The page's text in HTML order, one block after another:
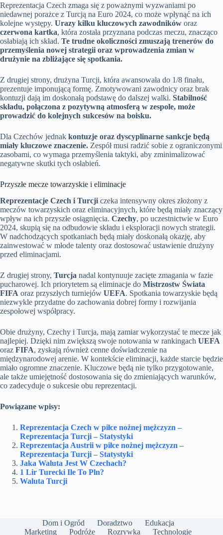
Reprezentacja Czech zmaga się z poważnymi wyzwaniami po
niedawnej porażce z Turcją na Euro 2024, co może wpłynąć na ich
kolejne występy. Urazy kilku kluczowych zawodników oraz
czerwona kartka, która została przyznana podczas meczu, znacząco
osłabiają ich skład. Te trudne okoliczności zmuszają trenerów do
przemyślenia nowej strategii oraz wprowadzenia zmian w
drużynie na zbliżające się spotkania.
Z drugiej strony, drużyna Turcji, która awansowała do 1/8 finału,
prezentuje imponującą formę. Zmotywowani zawodnicy oraz brak
kontuzji dają im doskonałą podstawę do dalszej walki. Stabilność
składu, połączona z pozytywną atmosferą w zespole, może
prowadzić do kolejnych sukcesów na boisku.
Dla Czechów jednak kontuzje oraz dyscyplinarne sankcje będą
miały kluczowe znaczenie. Zespół musi radzić sobie z ograniczonymi
zasobami, co wymaga przemyślenia taktyki, aby zminimalizować
negatywne skutki tych osłabień.
Przyszłe mecze towarzyskie i eliminacje
Reprezentacje Czech i Turcji czeka intensywny okres złożony z
meczów towarzyskich oraz eliminacyjnych, które będą miały znaczący
wpływ na ich przyszłe osiągnięcia. Czechy, po uczestnictwie w Euro
2024, skupią się na odbudowie składu i eksploracji nowych strategii.
W nadchodzących spotkaniach będą miały doskonałą okazję, aby
zainwestować w młode talenty oraz dostosować ustawienie drużyny
przed eliminacjami.
Z drugiej strony, Turcja nadal kontynuuje zacięte zmagania w fazie
pucharowej. Ich priorytetem są eliminacje do Mistrzostw Świata
FIFA oraz przyszłych turniejów UEFA. Spotkania towarzyskie będą
niezwykle przydatne do zachowania dobrej formy i rozwijania
zespołowej współpracy.
Obie drużyny, Czechy i Turcja, mają zamiar wykorzystać te mecze jak
najlepiej. Dzięki nim zwiększą swoje notowania w rankingach UEFA
oraz FIFA, zyskają również cenne doświadczenie na
międzynarodowej arenie. W kontekście eliminacji, każde starcie będzie
miało ogromne znaczenie. Kluczowe będą nie tylko przygotowanie,
ale także umiejętność dostosowania się do zmieniających warunków,
co zadecyduje o sukcesie obu reprezentacji.
Powiązane wpisy:
Reprezentacja Czech w piłce nożnej mężczyzn –
Reprezentacja Turcji – Statystyki
Reprezentacja Austrii w piłce nożnej mężczyzn –
Reprezentacja Turcji – Statystyki
Jaka Waluta Jest W Czechach?
1 Lir Turecki Ile To Pln?
Waluta Turcji
Dom i Ogród Doradztwo
Edukacja
Marketing
Podróże Rozrywka Technologie